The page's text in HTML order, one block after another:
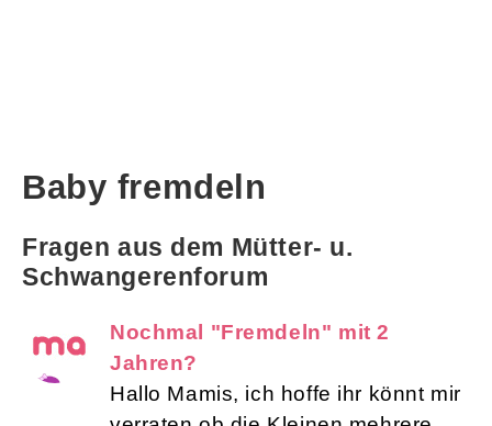
Baby fremdeln
Fragen aus dem Mütter- u.
Schwangerenforum
Nochmal "Fremdeln" mit 2
Jahren?
Hallo Mamis, ich hoffe ihr könnt mir